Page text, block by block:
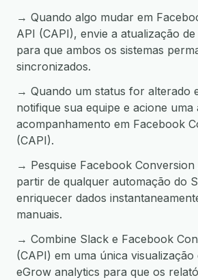
→ Quando algo mudar em
API (CAPI), envie a atualização
para que ambos os sistemas
sincronizados.
→ Quando um status for alterado
notifique sua equipe e acione uma
acompanhamento em Facebook
(CAPI).
→ Pesquise Facebook Conversion
partir de qualquer automação do
enriquecer dados
manuais.
→ Combine Slack e Facebook
(CAPI) em uma única visualização
eGrow analytics para que os